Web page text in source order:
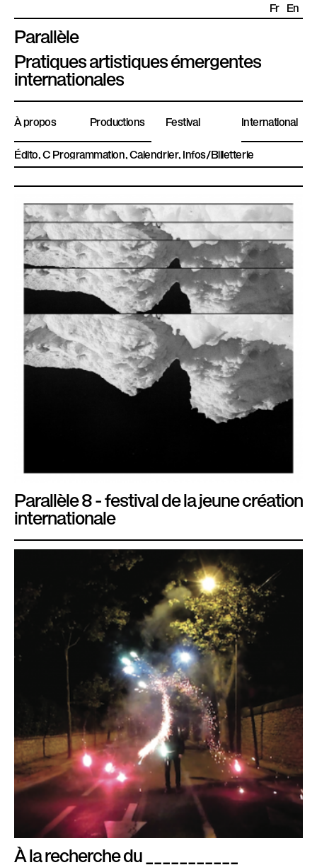
Parallèle
P
l
a
t
e
f
o
r
m
P
Pratiques artistiques émergentes
internationales
Fr En
À propos Productions Festival International
Édito Programmation Calendrier Infos/Billetterie
Parallèle 8 - festival de la jeune création
internationale
À la recherche du ___________